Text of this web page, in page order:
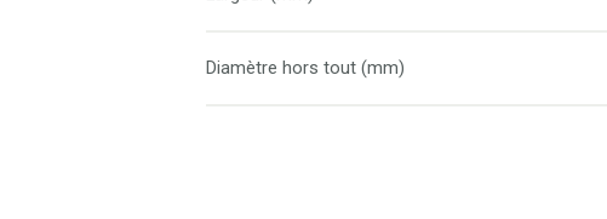
Diamètre hors tout (mm)